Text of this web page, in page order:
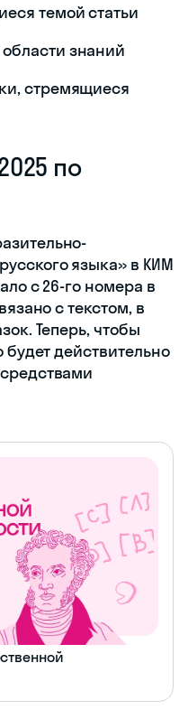
темой статьи
знаний
стремящиеся
по
языка» в КИМ
с 26-го номера в
с текстом, в
Теперь, чтобы
действительно